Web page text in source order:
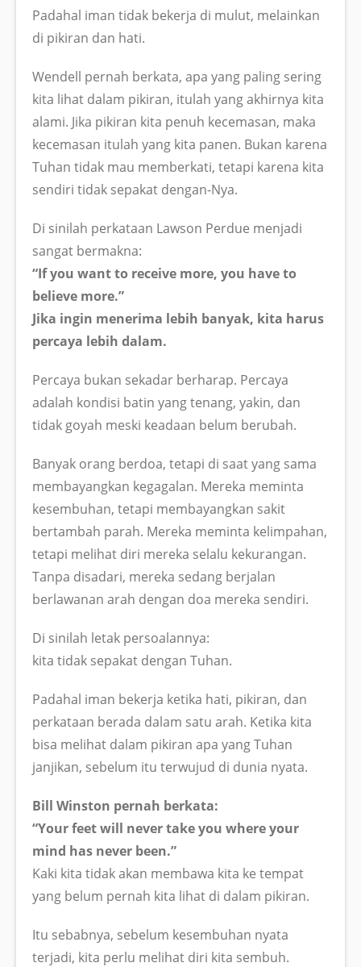
Padahal iman tidak bekerja di mulut, melainkan
di pikiran dan hati.
Wendell pernah berkata, apa yang paling sering
kita lihat dalam pikiran, itulah yang akhirnya kita
alami. Jika pikiran kita penuh kecemasan, maka
kecemasan itulah yang kita panen. Bukan karena
Tuhan tidak mau memberkati, tetapi karena kita
sendiri tidak sepakat dengan-Nya.
Di sinilah perkataan Lawson Perdue menjadi
sangat bermakna:
“If you want to receive more, you have to
believe more.”
Jika ingin menerima lebih banyak, kita harus
percaya lebih dalam.
Percaya bukan sekadar berharap. Percaya
adalah kondisi batin yang tenang, yakin, dan
tidak goyah meski keadaan belum berubah.
Banyak orang berdoa, tetapi di saat yang sama
membayangkan kegagalan. Mereka meminta
kesembuhan, tetapi membayangkan sakit
bertambah parah. Mereka meminta kelimpahan,
tetapi melihat diri mereka selalu kekurangan.
Tanpa disadari, mereka sedang berjalan
berlawanan arah dengan doa mereka sendiri.
Di sinilah letak persoalannya:
kita tidak sepakat dengan Tuhan.
Padahal iman bekerja ketika hati, pikiran, dan
perkataan berada dalam satu arah. Ketika kita
bisa melihat dalam pikiran apa yang Tuhan
janjikan, sebelum itu terwujud di dunia nyata.
Bill Winston pernah berkata:
“Your feet will never take you where your
mind has never been.”
Kaki kita tidak akan membawa kita ke tempat
yang belum pernah kita lihat di dalam pikiran.
Itu sebabnya, sebelum kesembuhan nyata
terjadi, kita perlu melihat diri kita sembuh.